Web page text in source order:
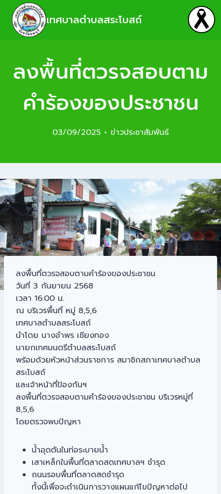
เทศบาลตำบลสระโบสถ์
ลงพื้นที่ตวรจสอบตาม
คำร้องของประชาชน
03/09/2025 ข่าวประชาสัมพันธ์
ลงพื้นที่ตวรจสอบตามคำร้องของประชาชน
วันที่ 3 กันยายน 2568
เวลา 16.00 น.
ณ บริเวรพื้นที่ หมู่ 8,5,6
เทศบาลตำบลสระโบสถ์
นำโดย นางอำพร เชียงทอง
นายกเทศมนตรีตำบลสระโบสถ์
พร้อมด้วยหัวหน้าส่วนราชการ สมาชิกสภาเทศบาลตำบล
สระโบสถ์
และเจ้าหน้าที่ป้องกันฯ
ลงพื้นที่ตวรจสอบตามคำร้องของประชาชน บริเวรหมู่ที่
8,5,6
โดยตรวจพบปัญหา
น้ำอุดตันในท่อระบายน้ำ
เสาเหล็กในพื้นที่ตลาดสดเทศบาลฯ ชำรุด
ถนนรอบพื้นที่ตลาดสดชำรุด
ทั้งนี้เพื่อจะดำเนินการวางแผนแก้ไขปัญหาต่อไป